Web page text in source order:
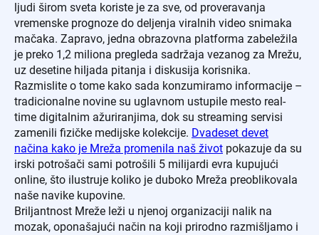
ljudi širom sveta koriste je za sve, od proveravanja
vremenske prognoze do deljenja viralnih video snimaka
mačaka. Zapravo, jedna obrazovna platforma zabeležila
je preko 1,2 miliona pregleda sadržaja vezanog za Mrežu,
uz desetine hiljada pitanja i diskusija korisnika.
Razmislite o tome kako sada konzumiramo informacije –
tradicionalne novine su uglavnom ustupile mesto real-
time digitalnim ažuriranjima, dok su streaming servisi
zamenili fizičke medijske kolekcije. Dvadeset devet
načina kako je Mreža promenila naš život pokazuje da su
irski potrošači sami potrošili 5 milijardi evra kupujući
online, što ilustruje koliko je duboko Mreža preoblikovala
naše navike kupovine.
Briljantnost Mreže leži u njenoj organizaciji nalik na
mozak, oponašajući način na koji prirodno razmišljamo i